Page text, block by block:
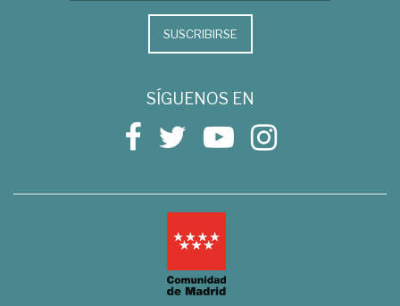
SUSCRIBIRSE
SÍGUENOS EN